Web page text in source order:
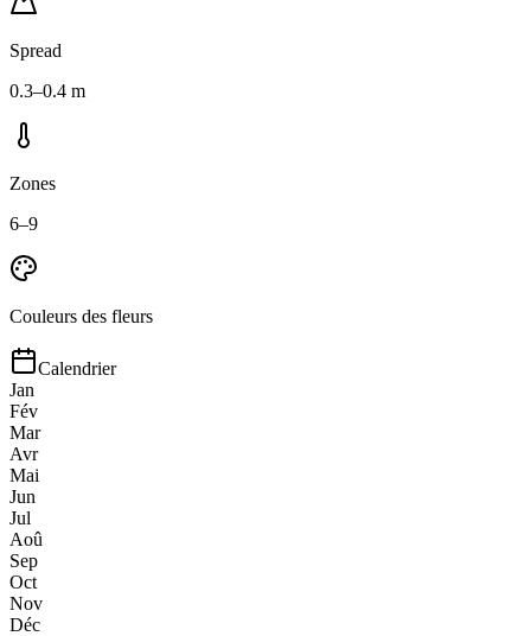
Spread
0.3–0.4 m
Zones
6–9
Couleurs des fleurs
Calendrier
Jan
Fév
Mar
Avr
Mai
Jun
Jul
Aoû
Sep
Oct
Nov
Déc